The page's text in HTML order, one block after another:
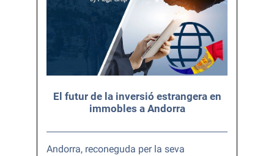
El futur de la inversió estrangera en
immobles a Andorra
Andorra, reconeguda per la seva